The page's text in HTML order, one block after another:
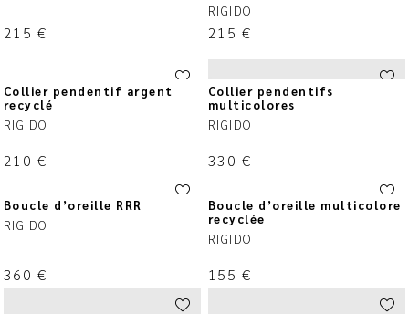
215 €
RIGIDO
215 €
Collier pendentif argent
recyclé
RIGIDO
210 €
Collier pendentifs
multicolores
RIGIDO
330 €
Boucle d’oreille RRR
RIGIDO
360 €
Boucle d’oreille multicolore
recyclée
RIGIDO
155 €